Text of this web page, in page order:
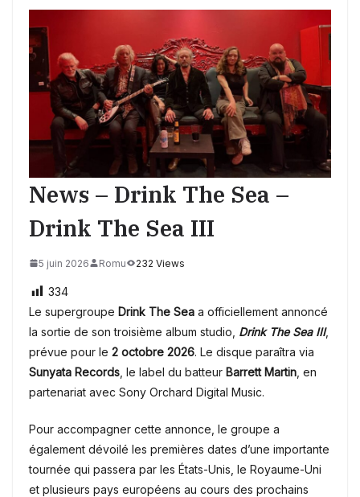
News – Drink The Sea –
Drink The Sea III
5 juin 2026 Romu 232 Views
334
Le supergroupe Drink The Sea a officiellement annoncé
la sortie de son troisième album studio, Drink The Sea III,
prévue pour le 2 octobre 2026. Le disque paraîtra via
Sunyata Records , le label du batteur Barrett Martin , en
partenariat avec Sony Orchard Digital Music.
Pour accompagner cette annonce, le groupe a
également dévoilé les premières dates d’une importante
tournée qui passera par les États-Unis, le Royaume-Uni
et plusieurs pays européens au cours des prochains